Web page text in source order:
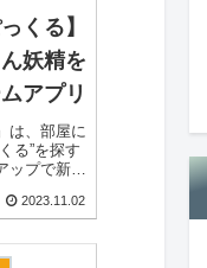
くる】
妖精を
アプリ
は、部屋に
る”を探す
ップで新種
2023.11.02